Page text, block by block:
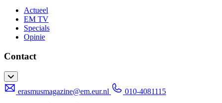
Actueel
EM TV
Specials
Opinie
Contact
erasmusmagazine@em.eur.nl
010-4081115